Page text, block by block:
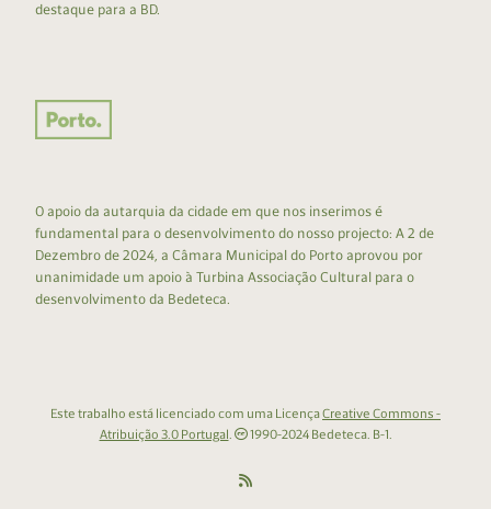
destaque para a BD.
O apoio da autarquia da cidade em que nos inserimos é
fundamental para o desenvolvimento do nosso projecto: A 2 de
Dezembro de 2024, a Câmara Municipal do Porto aprovou por
unanimidade um apoio à Turbina Associação Cultural para o
desenvolvimento da Bedeteca.
Este trabalho está licenciado com uma LicençaCreative Commons -
Atribuição 3.0 Portugal. 1990-2024 Bedeteca. B-1.